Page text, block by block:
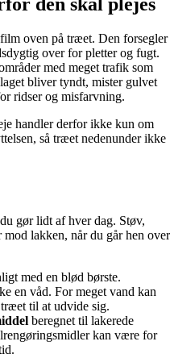
oven på træet. Den forsegler
over for pletter og fugt.
med meget trafik som
bliver tyndt, mister gulvet
ridser og misfarvning.
handler derfor ikke kun om
så træet nedenunder ikke
gør lidt af hver dag. Støv,
mod lakken, når du går hen over
med en blød børste.
en våd. For meget vand kan
til at udvide sig.
beregnet til lakerede
kan være for